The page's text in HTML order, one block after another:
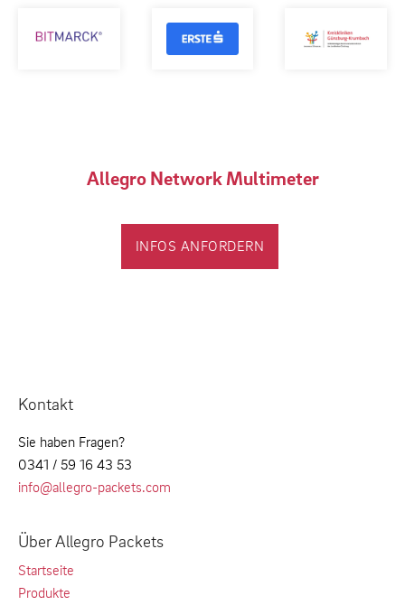
Allegro Network Multimeter
INFOS ANFORDERN
Kontakt
Sie haben Fragen?
0341 / 59 16 43 53
info@allegro-packets.com
Über Allegro Packets
Startseite
Produkte